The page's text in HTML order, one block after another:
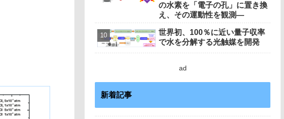
の水素を「電子の孔」に置き換
え、その運動性を観測―
世界初、100％に近い量子収率
で水を分解する光触媒を開発
ad
新着記事